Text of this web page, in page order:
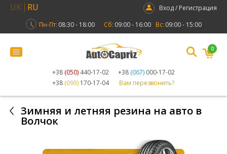
UK RU
Вход / Регистрация
Пн-Пт: 08:30 - 18:00 Сб: 09:00 - 16:00 Вс: 09:00 - 15:00
+38 (050) 440-17-02 +38 (067) 000-17-02
+38 (093) 170-17-04 Вам перезвонить?
0
Зимняя и летняя резина на авто в
Волчок